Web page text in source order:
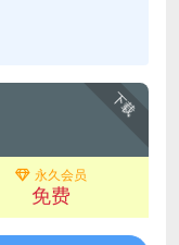
下载
永久会员
免费